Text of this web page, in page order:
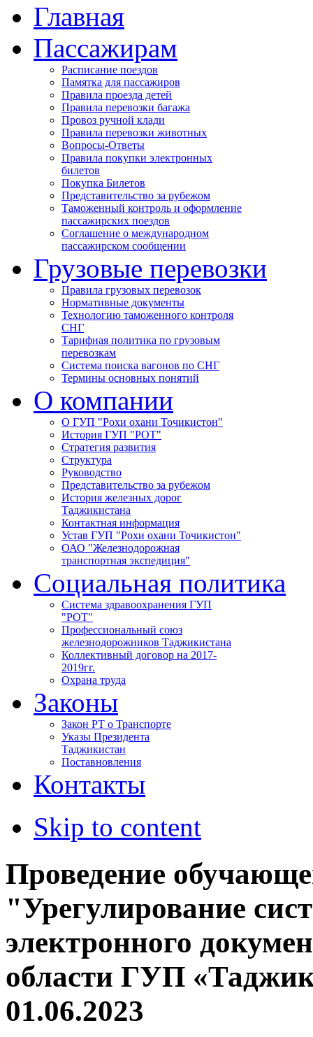
Главная
Пассажирам
Расписание поездов
Памятка для пассажиров
Правила проезда детей
Правила перевозки багажа
Провоз ручной клади
Правила перевозки животных
Вопросы-Ответы
Правила покупки электронных
билетов
Покупка Билетов
Представительство за рубежом
Таможенный контроль и оформление
пассажирских поездов
Соглашение о международном
пассажирском сообщении
Грузовые перевозки
Правила грузовых перевозок
Нормативные документы
Технологию таможенного контроля
СНГ
Тарифная политика по грузовым
перевозкам
Система поиска вагонов по СНГ
Термины основных понятий
О компании
О ГУП "Рохи охани Точикистон"
История ГУП "РОТ"
Стратегия развития
Структура
Руководство
Представительство за рубежом
История железных дорог
Таджикистана
Контактная информация
Устав ГУП "Рохи охани Точикистон"
ОАО "Железнодорожная
транспортная экспедиция"
Социальная политика
Система здравоохранения ГУП
"РОТ"
Профессиональный союз
железнодорожников Таджикистана
Коллективный договор на 2017-
2019гг.
Охрана труда
Законы
Закон РТ о Транспорте
Указы Президента
Таджикистан
Поставновления
Контакты
Skip to content
Проведение
"Урегулирование
электронного
области ГУП
01.06.2023